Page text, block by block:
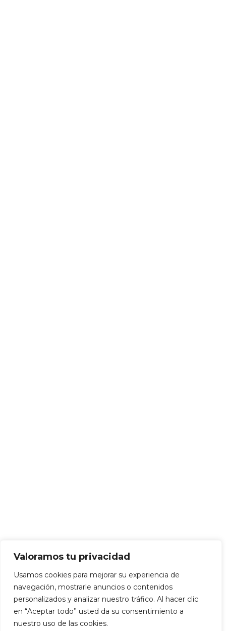
Valoramos tu privacidad
Usamos cookies para mejorar su experiencia de
navegación, mostrarle anuncios o contenidos
personalizados y analizar nuestro tráfico. Al hacer clic
en “Aceptar todo” usted da su consentimiento a
nuestro uso de las cookies.